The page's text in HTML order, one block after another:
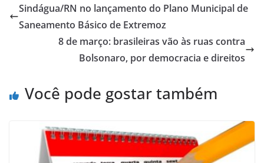
Sindágua/RN no lançamento do Plano Municipal de
Saneamento Básico de Extremoz
8 de março: brasileiras vão às ruas contra
Bolsonaro, por democracia e direitos
Você pode gostar também